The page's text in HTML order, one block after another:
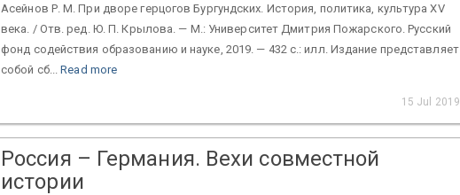
Асейнов Р. М. При дворе герцогов Бургундских. История, политика, культура XV
века. / Отв. ред. Ю. П. Крылова. — М.: Университет Дмитрия Пожарского. Русский
фонд содействия образованию и науке, 2019. — 432 с.: илл. Издание представляет
собой сб...Read more
15 Jul 2019
Россия – Германия. Вехи совместной
истории